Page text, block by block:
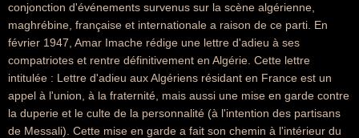
conjonction d'événements survenus sur la scène algérienne,
maghrébine, française et internationale a raison de ce parti. En
février 1947, Amar Imache rédige une lettre d'adieu à ses
compatriotes et rentre définitivement en Algérie. Cette lettre
intitulée : Lettre d'adieu aux Algériens résidant en France est un
appel à l'union, à la fraternité, mais aussi une mise en garde contre
la duperie et le culte de la personnalité (à l'intention des partisans
de Messali). Cette mise en garde a fait son chemin à l'intérieur du